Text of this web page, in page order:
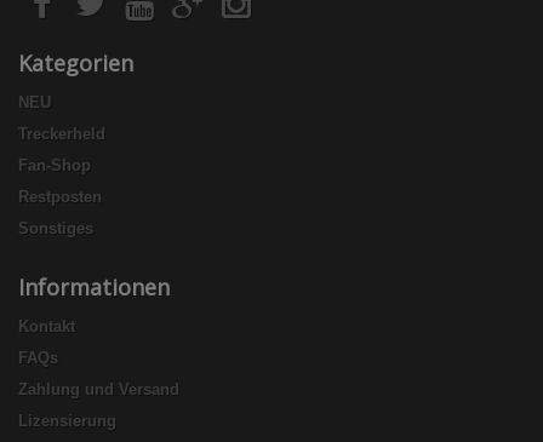
Kategorien
NEU
Treckerheld
Fan-Shop
Restposten
Sonstiges
Informationen
Kontakt
FAQs
Zahlung und Versand
Lizensierung